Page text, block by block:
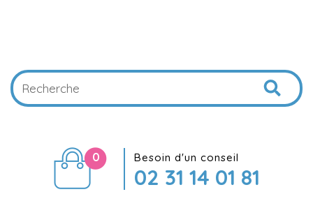
0 Besoin d'un conseil
02 31 14 01 81